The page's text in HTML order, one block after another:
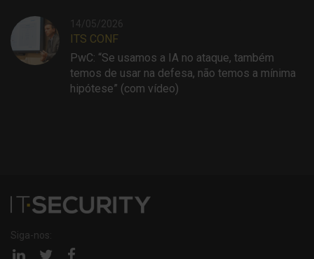
14/05/2026
ITS CONF
PwC: “Se usamos a IA no ataque, também
temos de usar na defesa, não temos a mínima
hipótese” (com vídeo)
Siga-nos:
Página Página